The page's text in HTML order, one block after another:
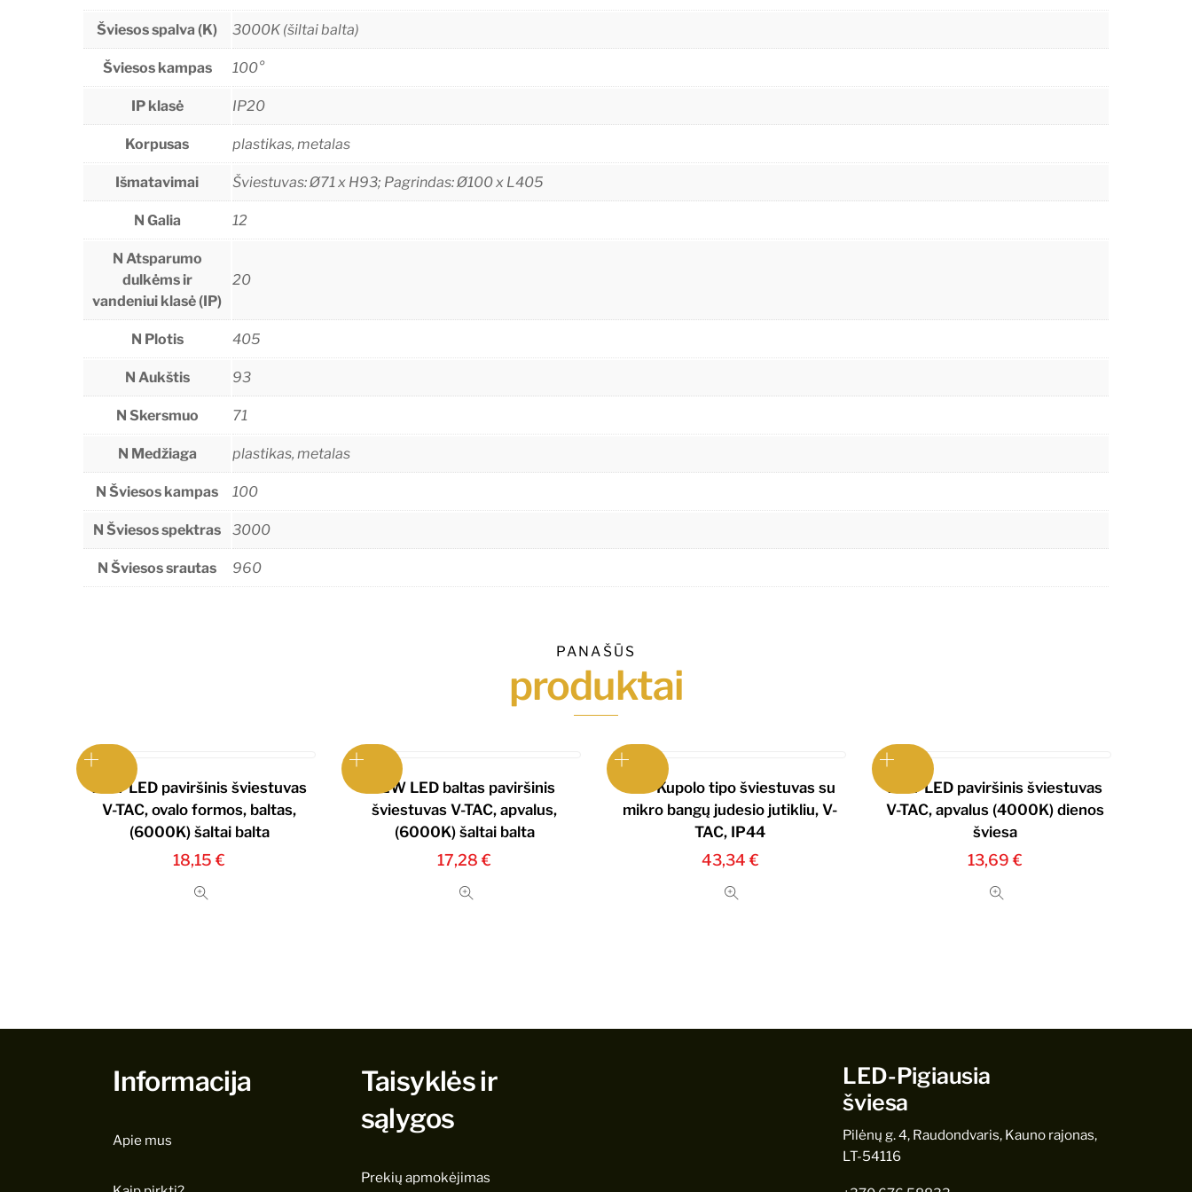
Šviesos spalva (K) 3000K (šiltai balta)
Šviesos kampas 100°
IP klasė IP20
Korpusas plastikas, metalas
Išmatavimai Šviestuvas: Ø71 x H93; Pagrindas: Ø100 x L405
N Galia 12
N Atsparumo
dulkėms ir
vandeniui klasė (IP)
20
N Plotis 405
N Aukštis 93
N Skersmuo 71
N Medžiaga plastikas, metalas
N Šviesos kampas 100
N Šviesos spektras 3000
N Šviesos srautas 960
PANAŠŪS
produktai
12W LED paviršinis šviestuvas
V-TAC, ovalo formos, baltas,
(6000K) šaltai balta
18,15€
12W LED baltas paviršinis
šviestuvas V-TAC, apvalus,
(6000K) šaltai balta
17,28€
E27 Kupolo tipo šviestuvas su
mikro bangų judesio jutikliu, V-
TAC, IP44
43,34 €
12W LED paviršinis šviestuvas
V-TAC, apvalus (4000K) dienos
šviesa
13,69€
LED-Pigiausia
šviesa
Pilėnų g. 4, Raudondvaris, Kauno rajonas,
LT-54116
Informacija
Apie mus
Taisyklės ir
sąlygos
Prekių apmokėjimas